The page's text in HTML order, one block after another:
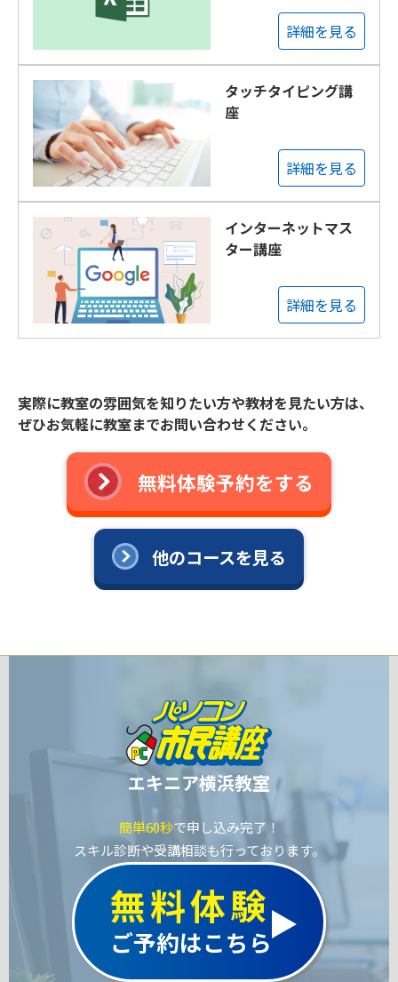
詳細を見る
タッチタイピング講
座
詳細を見る
インターネットマス
ター講座
詳細を見る
実際に教室の雰囲気を知りたい方や教材を見たい方は、
ぜひお気軽に教室までお問い合わせください。
無料体験予約をする
他のコースを見る
エキニア横浜教室
簡単60秒で申し込み完了！
スキル診断や受講相談も行っております。
無料体験
ご予約はこちら